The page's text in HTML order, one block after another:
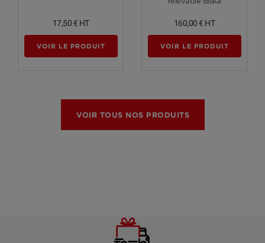
17,50 € HT
VOIR LE PRODUIT
160,00 € HT
VOIR LE PRODUIT
VOIR TOUS NOS PRODUITS